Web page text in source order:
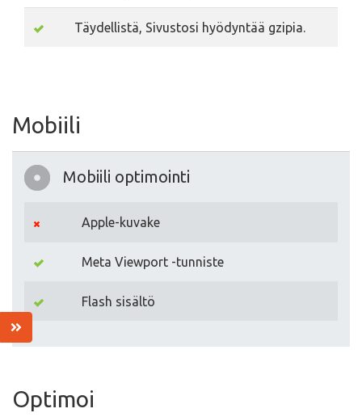
Täydellistä, Sivustosi hyödyntää gzipia.
Mobiili
Mobiili optimointi
Apple-kuvake
Meta Viewport -tunniste
Flash sisältö
Optimoi